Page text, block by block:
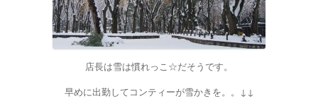
店長は雪は慣れっこ☆だそうです。
早めに出勤してコンティーが雪かきを。。↓↓